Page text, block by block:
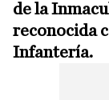
de la
reconocida
Infantería.